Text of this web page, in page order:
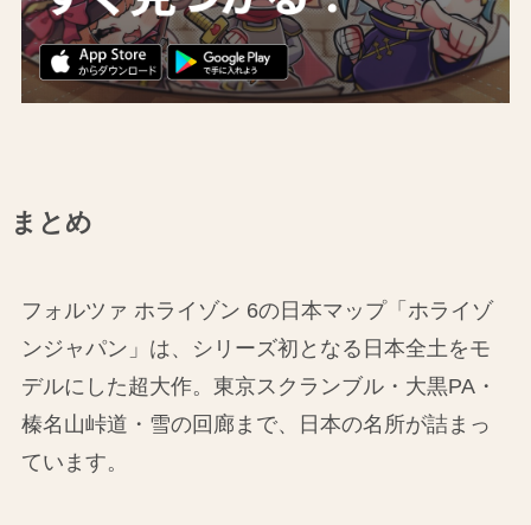
まとめ
フォルツァ ホライゾン 6の日本マップ「ホライゾ
ンジャパン」は、シリーズ初となる日本全土をモ
デルにした超大作。東京スクランブル・大黒PA・
榛名山峠道・雪の回廊まで、日本の名所が詰まっ
ています。